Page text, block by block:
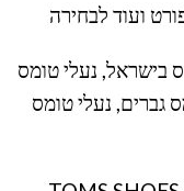
ועוד לבחירה
בישראל, נעלי טומס
גברים, נעלי טומס